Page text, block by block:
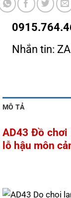
Nhắn tin:
MÔ TẢ
AD43 Đồ chơi
lỗ hậu môn